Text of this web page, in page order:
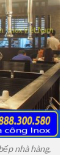
nhà hàng,